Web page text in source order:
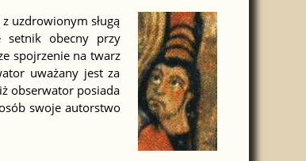
uzdrowionym sługą
setnik obecny przy
spojrzenie na twarz
uważany jest za
obserwator posiada
swoje autorstwo